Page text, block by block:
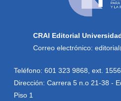
CRAI Editorial
Correo electrónico:
Teléfono: 601 323 9868, ext. 1556
Dirección: Carrera 5 n.o 21-38 -
Piso 1